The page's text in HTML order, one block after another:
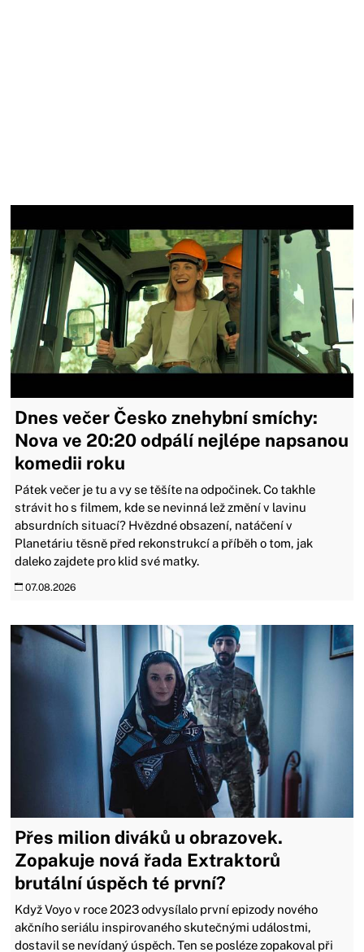
Dnes večer Česko znehybní smíchy:
Nova ve 20:20 odpálí nejlépe napsanou
komedii roku
Pátek večer je tu a vy se těšíte na odpočinek. Co takhle
strávit ho s filmem, kde se nevinná lež změní v lavinu
absurdních situací? Hvězdné obsazení, natáčení v
Planetáriu těsně před rekonstrukcí a příběh o tom, jak
daleko zajdete pro klid své matky.
07.08.2026
Přes milion diváků u obrazovek.
Zopakuje nová řada Extraktorů
brutální úspěch té první?
Když Voyo v roce 2023 odvysílalo první epizody nového
akčního seriálu inspirovaného skutečnými událostmi,
dostavil se nevídaný úspěch. Ten se posléze zopakoval při